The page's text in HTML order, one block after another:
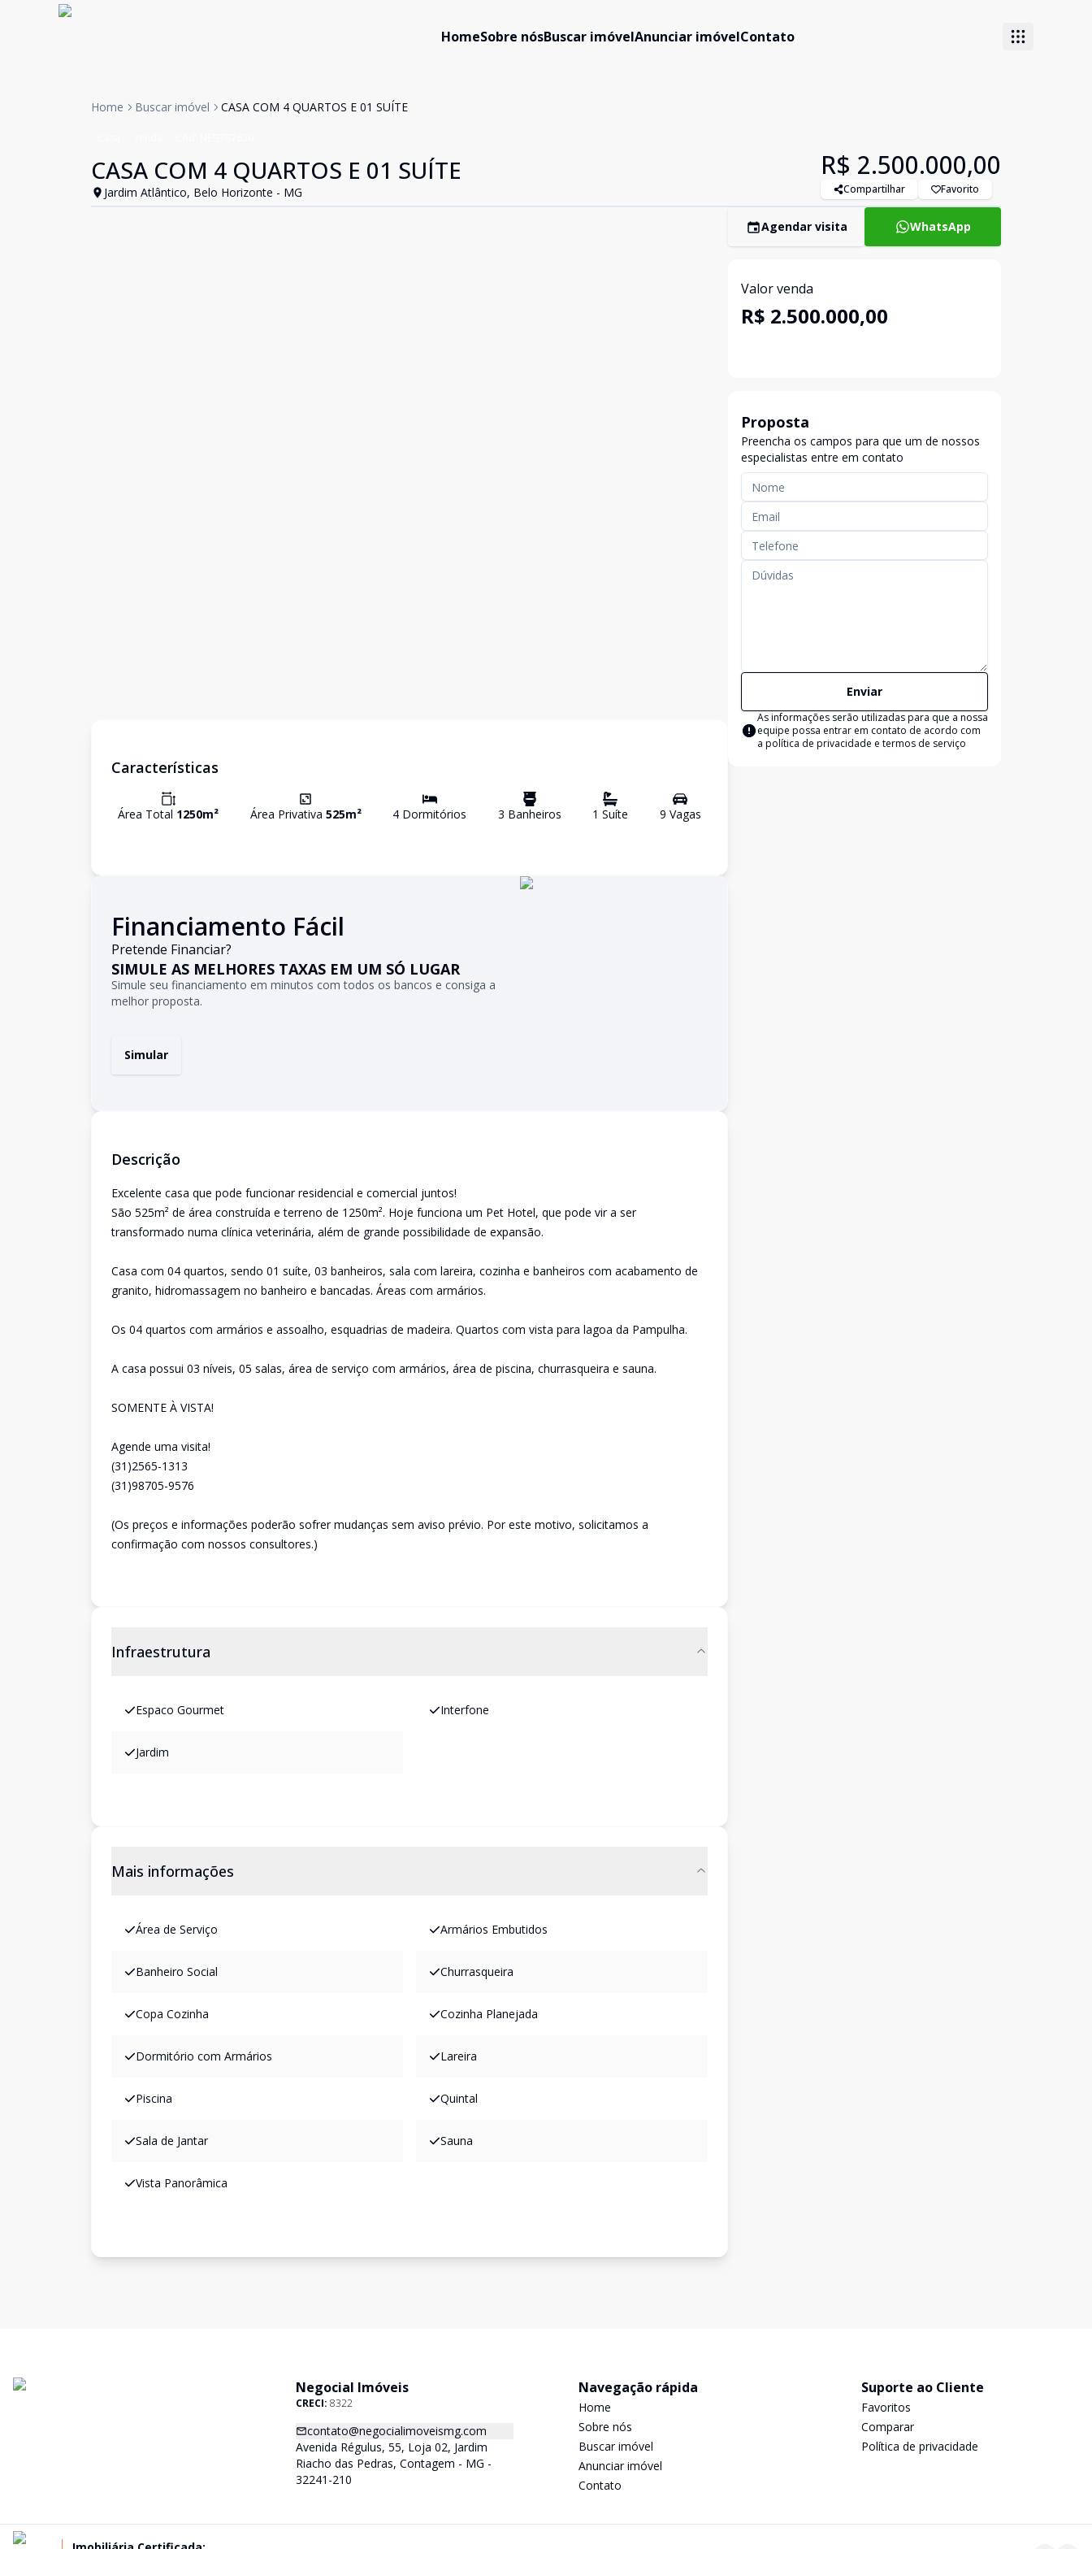
HomeSobre nósBuscar imóvelAnunciar imóvelContato
Home Buscar imóvel CASA COM 4 QUARTOS E 01 SUÍTE
CASA COM 4 QUARTOS E 01 SUÍTE
Jardim Atlântico, Belo Horizonte - MG
R$ 2.500.000,00
Compartilhar Favorito
Características
Área Total 1250m² Área Privativa 525m² 4 Dormitórios 3 Banheiros 1 Suíte 9 Vagas
Financiamento Fácil
Pretende Financiar?
SIMULE AS MELHORES TAXAS EM UM SÓ LUGAR
Simule seu financiamento em minutos com todos os bancos e consiga a
melhor proposta.
Simular
Descrição
Excelente casa que pode funcionar residencial e comercial juntos!
São 525m² de área construída e terreno de 1250m². Hoje funciona um Pet Hotel, que pode vir a ser
transformado numa clínica veterinária, além de grande possibilidade de expansão.
Casa com 04 quartos, sendo 01 suíte, 03 banheiros, sala com lareira, cozinha e banheiros com acabamento de
granito, hidromassagem no banheiro e bancadas. Áreas com armários.
Os 04 quartos com armários e assoalho, esquadrias de madeira. Quartos com vista para lagoa da Pampulha.
A casa possui 03 níveis, 05 salas, área de serviço com armários, área de piscina, churrasqueira e sauna.
SOMENTE À VISTA!
Agende uma visita!
(31)2565-1313
(31)98705-9576
(Os preços e informações poderão sofrer mudanças sem aviso prévio. Por este motivo, solicitamos a
confirmação com nossos consultores.)
Infraestrutura
Espaco Gourmet Interfone
Jardim
Mais informações
Área de Serviço Armários Embutidos
Banheiro Social Churrasqueira
Copa Cozinha Cozinha Planejada
Dormitório com Armários Lareira
Piscina Quintal
Sala de Jantar Sauna
Vista Panorâmica
Agendar visita WhatsApp
Valor venda
R$ 2.500.000,00
Proposta
Preencha os campos para que um de nossos
especialistas entre em contato
Enviar
As informações serão utilizadas para que a nossa
equipe possa entrar em contato de acordo com
a política de privacidade e termos de serviço
Negocial Imóveis
CRECI: 8322
contato@negocialimoveismg.com
Avenida Régulus, 55, Loja 02, Jardim
Riacho das Pedras, Contagem - MG -
32241-210
Navegação rápida
Home
Sobre nós
Buscar imóvel
Anunciar imóvel
Contato
Suporte ao Cliente
Favoritos
Comparar
Política de privacidade